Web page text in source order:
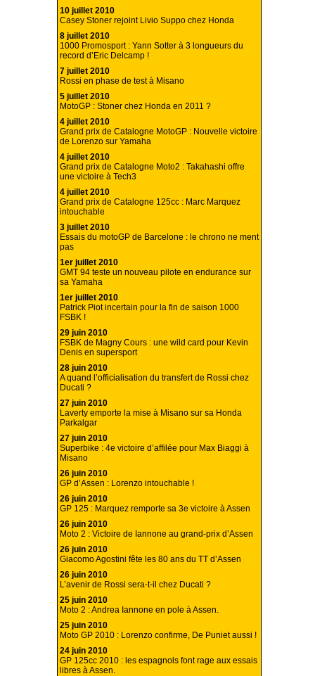
10 juillet 2010
Casey Stoner rejoint Livio Suppo chez Honda
8 juillet 2010
1000 Promosport : Yann Sotter à 3 longueurs du
record d’Eric Delcamp !
7 juillet 2010
Rossi en phase de test à Misano
5 juillet 2010
MotoGP : Stoner chez Honda en 2011 ?
4 juillet 2010
Grand prix de Catalogne MotoGP : Nouvelle victoire
de Lorenzo sur Yamaha
4 juillet 2010
Grand prix de Catalogne Moto2 : Takahashi offre
une victoire à Tech3
4 juillet 2010
Grand prix de Catalogne 125cc : Marc Marquez
intouchable
3 juillet 2010
Essais du motoGP de Barcelone : le chrono ne ment
pas
1er juillet 2010
GMT 94 teste un nouveau pilote en endurance sur
sa Yamaha
1er juillet 2010
Patrick Piot incertain pour la fin de saison 1000
FSBK !
29 juin 2010
FSBK de Magny Cours : une wild card pour Kevin
Denis en supersport
28 juin 2010
A quand l’officialisation du transfert de Rossi chez
Ducati ?
27 juin 2010
Laverty emporte la mise à Misano sur sa Honda
Parkalgar
27 juin 2010
Superbike : 4e victoire d’affilée pour Max Biaggi à
Misano
26 juin 2010
GP d’Assen : Lorenzo intouchable !
26 juin 2010
GP 125 : Marquez remporte sa 3e victoire à Assen
26 juin 2010
Moto 2 : Victoire de Iannone au grand-prix d’Assen
26 juin 2010
Giacomo Agostini fête les 80 ans du TT d’Assen
26 juin 2010
L’avenir de Rossi sera-t-il chez Ducati ?
25 juin 2010
Moto 2 : Andrea Iannone en pole à Assen.
25 juin 2010
Moto GP 2010 : Lorenzo confirme, De Puniet aussi !
24 juin 2010
GP 125cc 2010 : les espagnols font rage aux essais
libres à Assen.